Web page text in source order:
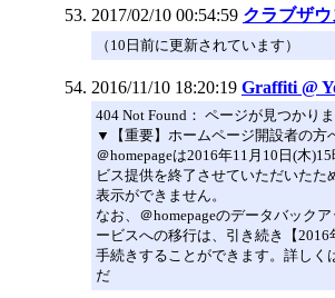
2017/02/10 00:54:59 クラブザウ
（10日前に更新されています）
2016/11/10 18:20:19 Graffiti @
404 Not Found： ページが見つかり
▼【重要】ホームページ開設者の方
＠homepageは2016年11月10日(木
ビス提供を終了させていただいたた
表示ができません。
なお、＠homepageのデータバック
ービスへの移行は、引き続き【2016
手続きすることができます。詳しく
だ